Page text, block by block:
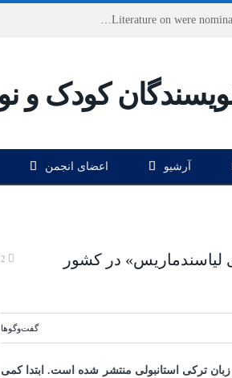
آرشیو اعضای انجمن
لیاسندماریس» در کشور
گفت‌وگوها
زبان ترکی استانبولی منتشر شده است. ابتدا کمی